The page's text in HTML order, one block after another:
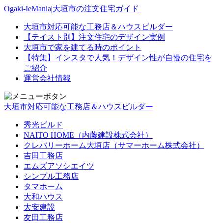
Ogaki-IeMania|大垣市の注文住宅ガイド
大垣市対応可能な工務店＆ハウスビルダー
【テイスト別】注文住宅のデザイン実例
大垣市で家を建てる時のポイント
【特集】インスタで人気！デザイン性が自慢の住宅を
ご紹介
運営会社情報
大垣市対応可能な工務店＆ハウスビルダー
秀光ビルド
NAITO HOME（内藤建設株式会社）
クレバリーホーム大垣店（サマーホーム株式会社）
吉田工務店
エムズアソシエイツ
シンプル工務店
タマホーム
大和ハウス
大安建設
友田工務店